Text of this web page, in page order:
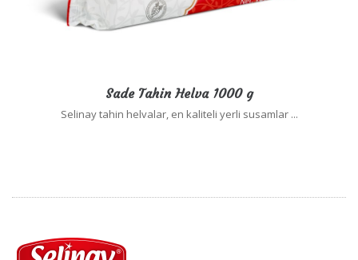
Sade Tahin Helva 1000 g
Selinay tahin helvalar, en kaliteli yerli susamlar ...